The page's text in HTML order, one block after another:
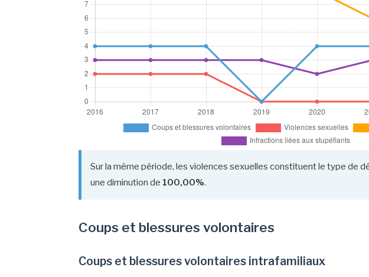
Sur la même période, les violences sexuelles constituent le type de
une diminution de 100,00%.
Coups et blessures volontaires
Coups et blessures volontaires intrafamiliaux